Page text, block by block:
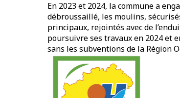
En 2023 et 2024, la commune a
débroussaillé, les moulins,
principaux, rejointés avec de
poursuivre ses travaux en 2024 et
sans les subventions de la Région